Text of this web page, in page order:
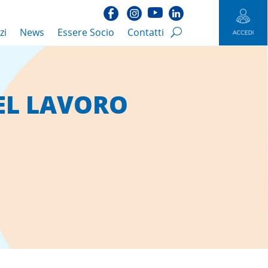
News Essere Socio Contatti
LAVORO